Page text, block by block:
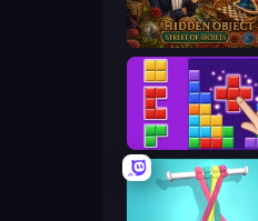
BlockBuster Puzzle